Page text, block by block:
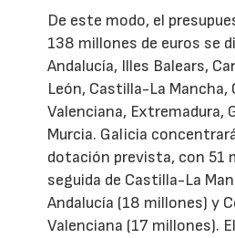
De este modo, el
138 millones de euros se
Andalucía, Illes Balears,
León, Castilla-La Mancha,
Valenciana, Extremadura,
Murcia. Galicia
dotación prevista, con 51
seguida de Castilla-La
Andalucía (18 millones) y
Valenciana (17 millones).